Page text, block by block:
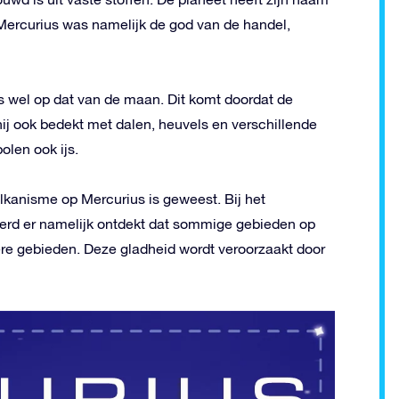
was namelijk de god van de handel,
op dat van de maan. Dit komt doordat de
ook bedekt met dalen, heuvels en verschillende
ook ijs.
op Mercurius is geweest. Bij het
er namelijk ontdekt dat sommige gebieden op
gebieden. Deze gladheid wordt veroorzaakt door